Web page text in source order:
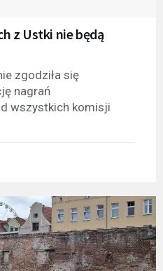
z Ustki nie będą
zgodziła się
nagrań
wszystkich komisji